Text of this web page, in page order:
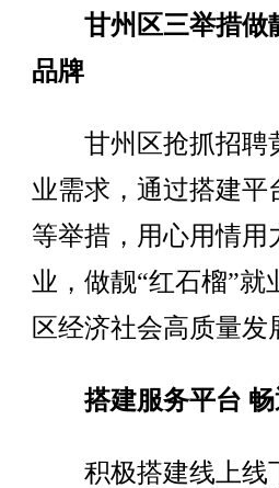
甘州区三举措做
品牌
甘州区抢抓招聘
业需求，通过搭建
等举措，用心用情
业，做靓“红石榴”
区经济社会高质量发
搭建服务平台
积极搭建线上线